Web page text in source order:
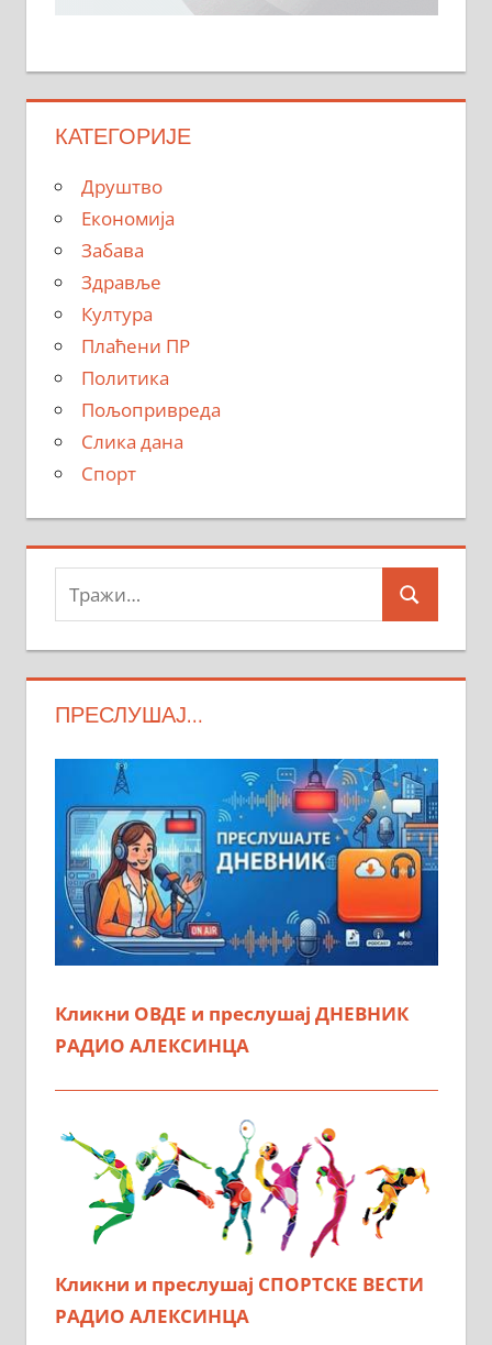
КАТЕГОРИЈЕ
Друштво
Економија
Забава
Здравље
Култура
Плаћени ПР
Политика
Пољопривреда
Слика дана
Спорт
Тражи:
Search
ПРЕСЛУШАЈ…
Кликни ОВДЕ и преслушај ДНЕВНИК
РАДИО АЛЕКСИНЦА
Кликни и преслушај СПОРТСКЕ ВЕСТИ
РАДИО АЛЕКСИНЦА